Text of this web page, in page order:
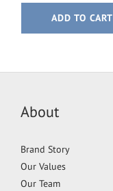
ADD TO CART
About
Brand Story
Our Values
Our Team